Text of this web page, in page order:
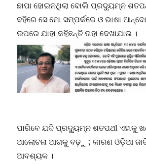
ଛାପା ହୋଇନଥିଲା ବୋଲି ପ୍ରଦ୍ୟୁମ୍ନ
ବହିରେ ସେ ମୋ ସମ୍ପର୍କରେ ଓ ଭାଷା
ଉପରେ ଯାହା କହିଛନ୍ତି ତାହା ଦେଖାଯାଉ ।
ପାରିବେ ଯଦି ପ୍ରଦ୍ୟୁମ୍ନ ଶତପଥୀ ଏହାକୁ
ଆଲୋଚନା ଆଗକୁ ବଢ଼ୁ ; କାରଣ ଓଡ଼ିଆ ଜାତି
ଆବଶ୍ୟକ ।